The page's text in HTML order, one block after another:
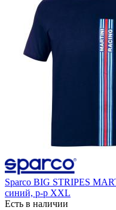
Sparco BIG STRIPES
синий, р-р XXL
Есть в наличии